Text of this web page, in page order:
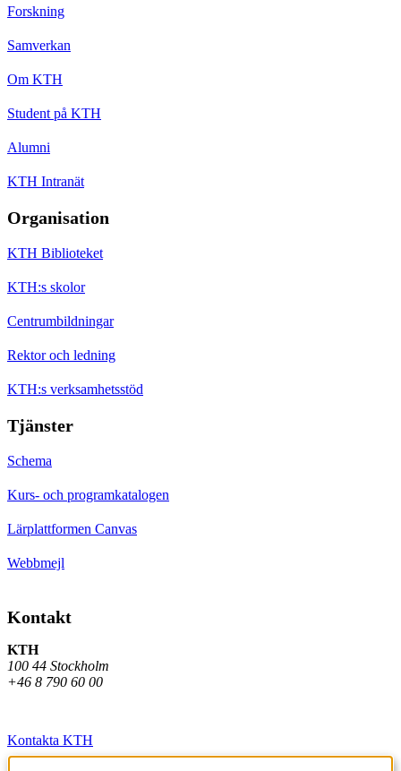
Forskning
Samverkan
Om KTH
Student på KTH
Alumni
KTH Intranät
Organisation
KTH Biblioteket
KTH:s skolor
Centrumbildningar
Rektor och ledning
KTH:s verksamhetsstöd
Tjänster
Schema
Kurs- och programkatalogen
Lärplattformen Canvas
Webbmejl
Kontakt
KTH
100 44 Stockholm
+46 8 790 60 00
Kontakta KTH